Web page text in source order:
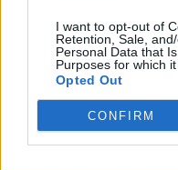
I want to opt-out of
Retention, Sale,
Personal Data that
Purposes for which it
Opted Out
CONFIRM
orazioni,
Quintiliano
perfetta
lette per tutto il